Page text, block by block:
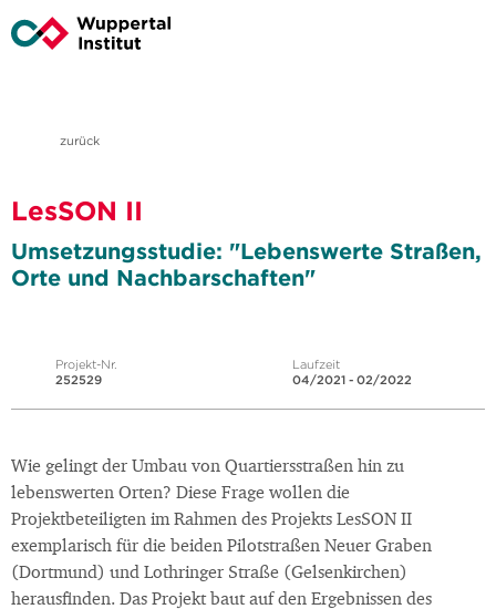
zurück
LesSON II
Umsetzungsstudie: "Lebenswerte Straßen,
Orte und Nachbarschaften"
Projekt-Nr.
252529
Laufzeit
04/2021 - 02/2022
Wie gelingt der Umbau von Quartiersstraßen hin zu
lebenswerten Orten? Diese Frage wollen die
Projektbeteiligten im Rahmen des Projekts LesSON II
exemplarisch für die beiden Pilotstraßen Neuer Graben
(Dortmund) und Lothringer Straße (Gelsenkirchen)
herausfinden. Das Projekt baut auf den Ergebnissen des